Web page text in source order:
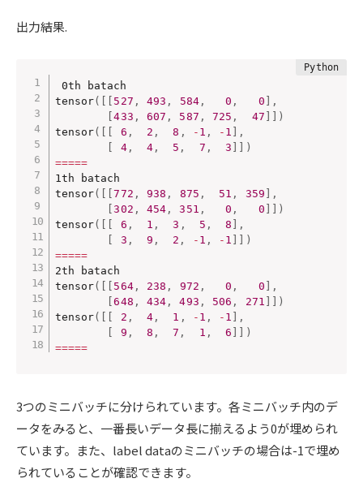
出力結果.
0th batach
tensor( 527 , 493 , 584, 0 , 0
,
[433 , 607 , 587 , 725 , 47
)
tensor( 6 , 2 , 8 , - 1 , - 1
,
4, 4 , 5 , 7 , 3
)
=====
1th batach
tensor( [772 , 938 , 875 , 51 , 359
,
[302 , 454 , 351 , 0 , 0
)
tensor( 6 , 1 , 3 , 5 , 8
,
3 , 9 , 2 , - 1 , - 1
)
=====
2th batach
tensor( 564, 238 , 972 , 0 , 0
,
[648 , 434 , 493 , 506 , 271
)
tensor( 2 , 4 , 1 , - 1 , - 1
,
9 , 8 , 7 , 1 , 6
)
=====
3つのミニバッチに分けられています。各ミニバッチ内のデ
ータをみると、一番長いデータ長に揃えるよう0が埋められ
ています。また、label dataのミニバッチの場合は-1で埋め
られていることが確認できます。